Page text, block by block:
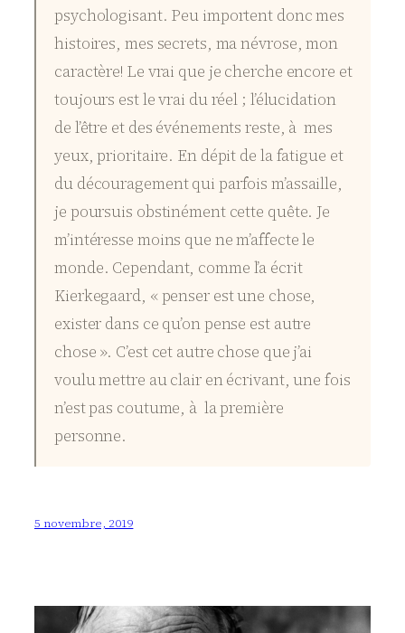
psychologisant. Peu importent donc mes
histoires, mes secrets, ma névrose, mon
caractère! Le vrai que je cherche encore et
toujours est le vrai du réel ; l’élucidation
de l’être et des événements reste, à mes
yeux, prioritaire. En dépit de la fatigue et
du découragement qui parfois m’assaille,
je poursuis obstinément cette quête. Je
m’intéresse moins que ne m’affecte le
monde. Cependant, comme l’a écrit
Kierkegaard, « penser est une chose,
exister dans ce qu’on pense est autre
chose ». C’est cet autre chose que j’ai
voulu mettre au clair en écrivant, une fois
n’est pas coutume, à la première
personne.
5 novembre, 2019